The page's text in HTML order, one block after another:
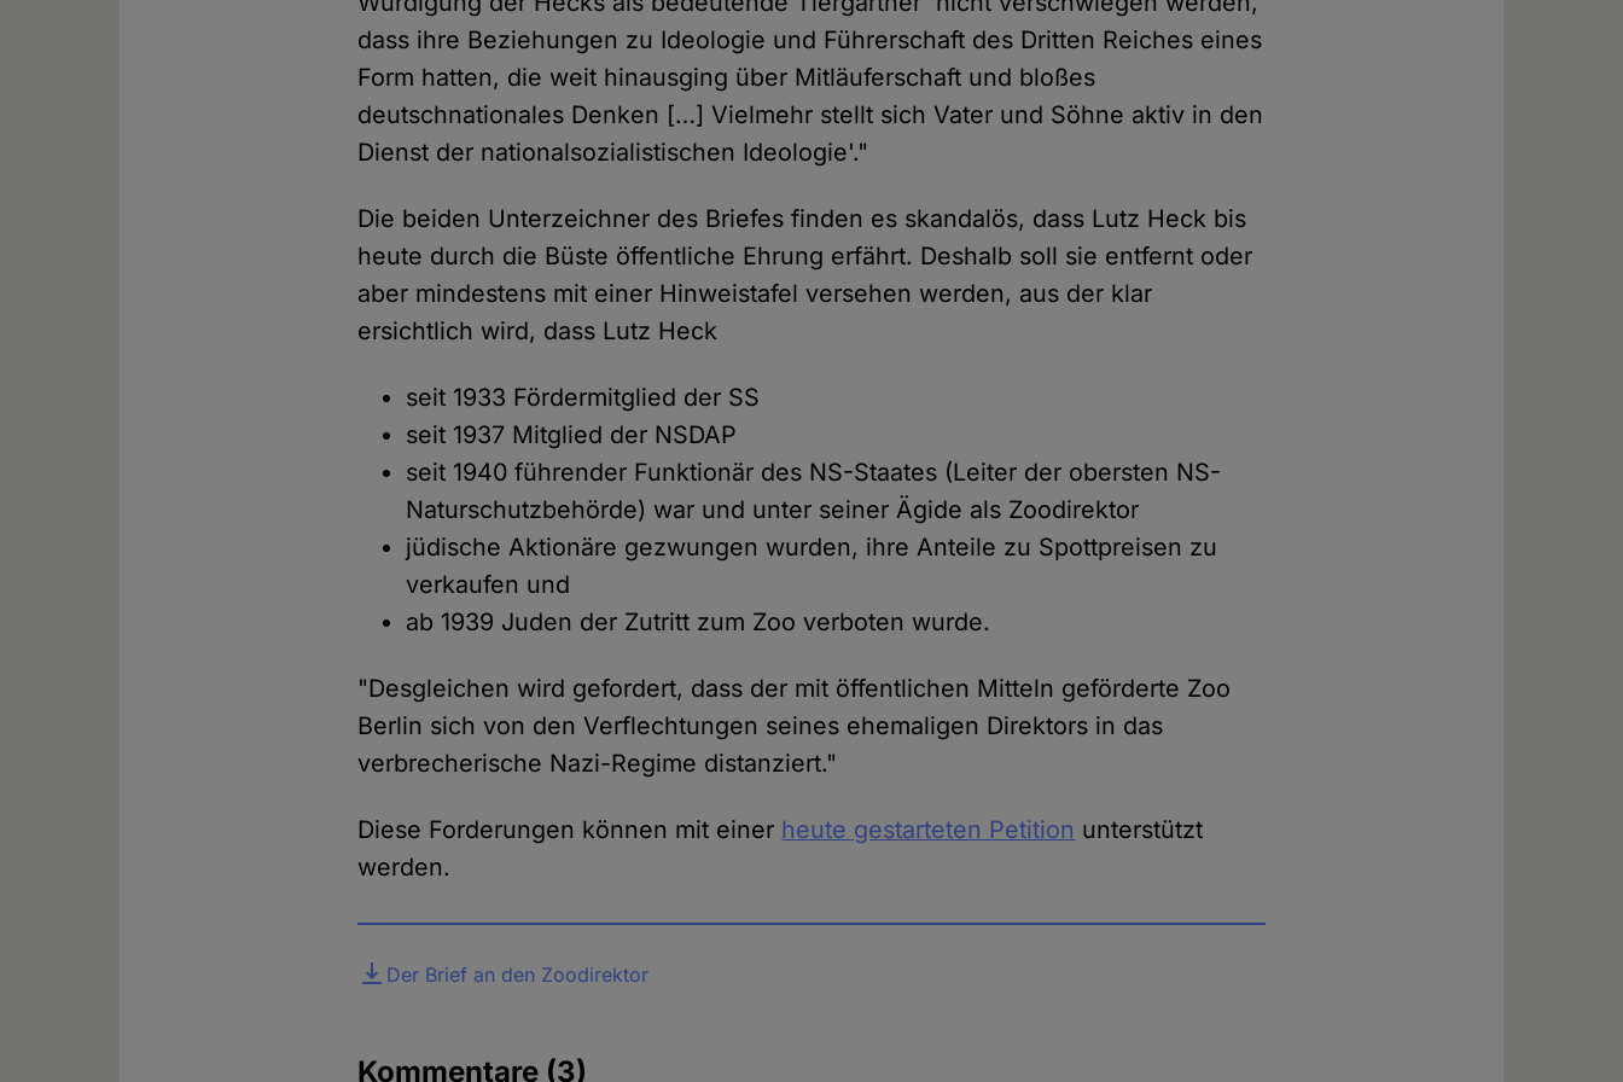
dass ihre Beziehungen zu Ideologie und Führerschaft des Dritten Reiches eines
Form hatten, die weit hinausging über Mitläuferschaft und bloßes
deutschnationales Denken […] Vielmehr stellt sich Vater und Söhne aktiv in den
Dienst der nationalsozialistischen Ideologie'."
Die beiden Unterzeichner des Briefes finden es skandalös, dass Lutz Heck bis
heute durch die Büste öffentliche Ehrung erfährt. Deshalb soll sie entfernt oder
aber mindestens mit einer Hinweistafel versehen werden, aus der klar
ersichtlich wird, dass Lutz Heck
seit 1933 Fördermitglied der SS
seit 1937 Mitglied der NSDAP
seit 1940 führender Funktionär des NS-Staates (Leiter der obersten NS-
Naturschutzbehörde) war und unter seiner Ägide als Zoodirektor
jüdische Aktionäre gezwungen wurden, ihre Anteile zu Spottpreisen zu
verkaufen und
ab 1939 Juden der Zutritt zum Zoo verboten wurde.
"Desgleichen wird gefordert, dass der mit öffentlichen Mitteln geförderte Zoo
Berlin sich von den Verflechtungen seines ehemaligen Direktors in das
verbrecherische Nazi-Regime distanziert."
Diese Forderungen können mit einer heute gestarteten Petition unterstützt
werden.
DateiDer Brief an den Zoodirektor
Kommentare (3)